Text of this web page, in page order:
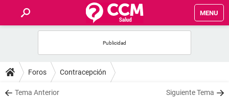
MENU
FOROS
SALUD
Foros Contracepción
Tema Anterior Siguiente Tema